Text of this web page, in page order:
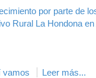
por parte de
Rural La Hondona en
vamos Leer más...